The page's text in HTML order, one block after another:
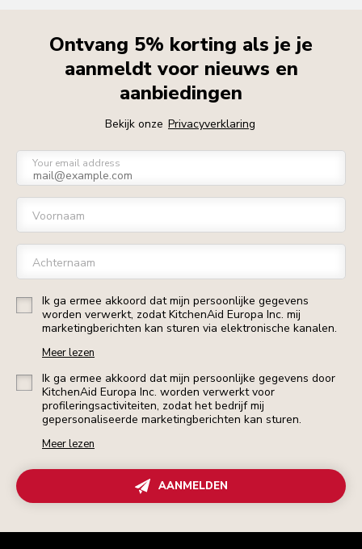
Ontvang 5% korting als je je
aanmeldt voor nieuws en
aanbiedingen
Bekijk onze Privacyverklaring
Your email address
Voornaam
Achternaam
Ik ga ermee akkoord dat mijn persoonlijke gegevens
worden verwerkt, zodat KitchenAid Europa Inc. mij
marketingberichten kan sturen via elektronische kanalen.
Meer lezen
Ik ga ermee akkoord dat mijn persoonlijke gegevens door
KitchenAid Europa Inc. worden verwerkt voor
profileringsactiviteiten, zodat het bedrijf mij
gepersonaliseerde marketingberichten kan sturen.
Meer lezen
AANMELDEN